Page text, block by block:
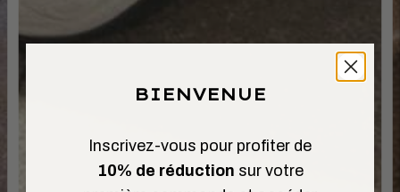
BIENVENUE
Inscrivez-vous pour profiter de
10% de réduction sur votre